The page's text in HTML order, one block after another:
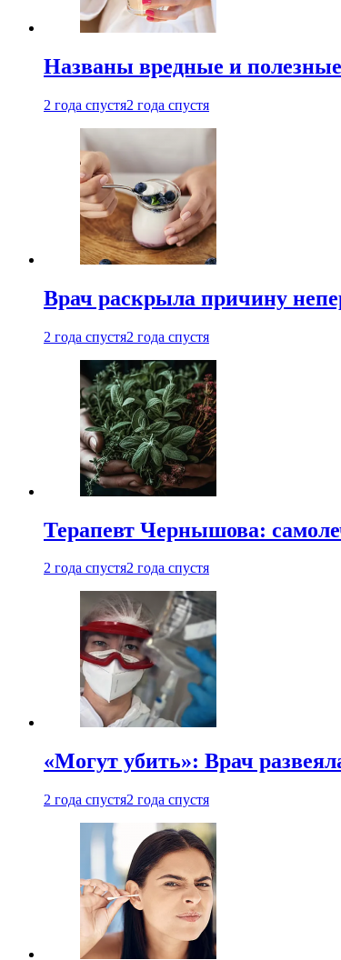
Названы вредные и
2 года спустя2 года спустя
Врач раскрыла причину
2 года спустя2 года спустя
Терапевт Чернышова:
2 года спустя2 года спустя
«Могут убить»: Врач
2 года спустя2 года спустя